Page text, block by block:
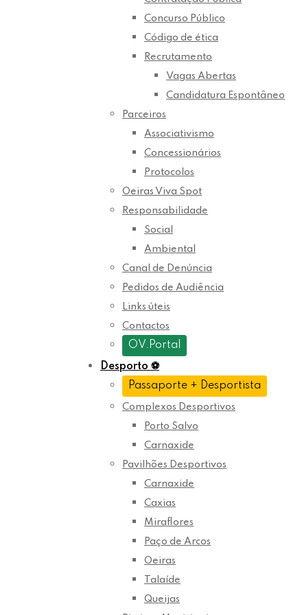
Concurso Público
Código de ética
Recrutamento
Vagas Abertas
Candidatura Espontâneo
Parceiros
Associativismo
Concessionários
Protocolos
Oeiras Viva Spot
Responsabilidade
Social
Ambiental
Canal de Denúncia
Pedidos de Audiência
Links úteis
Contactos
OV.Portal
Desporto ⚽
Passaporte + Desportista
Complexos Desportivos
Porto Salvo
Carnaxide
Pavilhões Desportivos
Carnaxide
Caxias
Miraflores
Paço de Arcos
Oeiras
Talaíde
Queijas